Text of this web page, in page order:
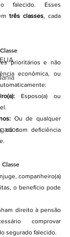
falecido. Esses
três classes, cada
prioritários e não
econômica, ou
Esposo(a) ou
Ou de qualquer
ou com deficiência
companheiro(a)
o benefício pode
direito à pensão
comprovar
segurado falecido.